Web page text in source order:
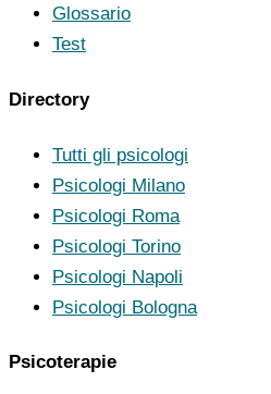
Glossario
Test
Directory
Tutti gli psicologi
Psicologi Milano
Psicologi Roma
Psicologi Torino
Psicologi Napoli
Psicologi Bologna
Psicoterapie